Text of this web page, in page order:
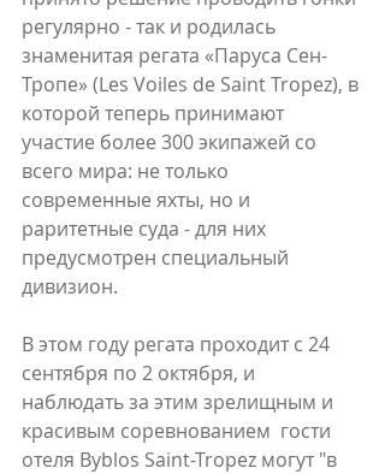
регулярно - так и родилась
знаменитая регата «Паруса Сен-
Тропе» (Les Voiles de Saint Tropez), в
которой теперь принимают
участие более 300 экипажей со
всего мира: не только
современные яхты, но и
раритетные суда - для них
предусмотрен специальный
дивизион.
В этом году регата проходит с 24
сентября по 2 октября, и
наблюдать за этим зрелищным и
красивым соревнованием  гости
отеля Byblos Saint-Tropez могут "в